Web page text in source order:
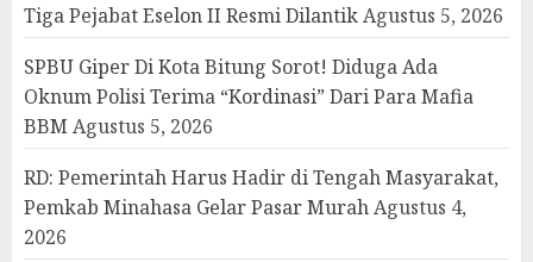
Tiga Pejabat Eselon II Resmi DilantikAgustus 5, 2026
SPBU Giper Di Kota Bitung Sorot! Diduga Ada
Oknum Polisi Terima “Kordinasi” Dari Para Mafia
BBM Agustus 5, 2026
RD: Pemerintah Harus Hadir di Tengah Masyarakat,
Pemkab Minahasa Gelar Pasar MurahAgustus 4,
2026